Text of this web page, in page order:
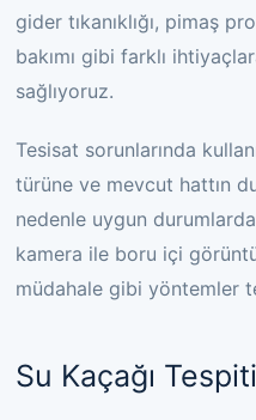
gider tıkanıklığı, pimaş
bakımı gibi farklı
sağlıyoruz.
Tesisat sorunlarında
türüne ve mevcut hattın
nedenle uygun
kamera ile boru içi
müdahale gibi yöntemler
Su Kaçağı Tespiti